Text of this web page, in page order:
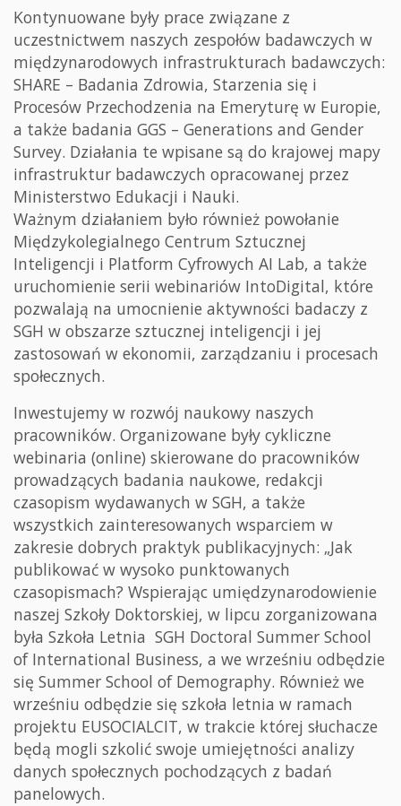
Kontynuowane były prace związane z
uczestnictwem naszych zespołów badawczych w
międzynarodowych infrastrukturach badawczych:
SHARE – Badania Zdrowia, Starzenia się i
Procesów Przechodzenia na Emeryturę w Europie,
a także badania GGS – Generations and Gender
Survey. Działania te wpisane są do krajowej mapy
infrastruktur badawczych opracowanej przez
Ministerstwo Edukacji i Nauki.
Ważnym działaniem było również powołanie
Międzykolegialnego Centrum Sztucznej
Inteligencji i Platform Cyfrowych AI Lab, a także
uruchomienie serii webinariów IntoDigital, które
pozwalają na umocnienie aktywności badaczy z
SGH w obszarze sztucznej inteligencji i jej
zastosowań w ekonomii, zarządzaniu i procesach
społecznych.
Inwestujemy w rozwój naukowy naszych
pracowników. Organizowane były cykliczne
webinaria (online) skierowane do pracowników
prowadzących badania naukowe, redakcji
czasopism wydawanych w SGH, a także
wszystkich zainteresowanych wsparciem w
zakresie dobrych praktyk publikacyjnych: „Jak
publikować w wysoko punktowanych
czasopismach? Wspierając umiędzynarodowienie
naszej Szkoły Doktorskiej, w lipcu zorganizowana
była Szkoła Letnia SGH Doctoral Summer School
of International Business, a we wrześniu odbędzie
się Summer School of Demography. Również we
wrześniu odbędzie się szkoła letnia w ramach
projektu EUSOCIALCIT, w trakcie której słuchacze
będą mogli szkolić swoje umiejętności analizy
danych społecznych pochodzących z badań
panelowych.